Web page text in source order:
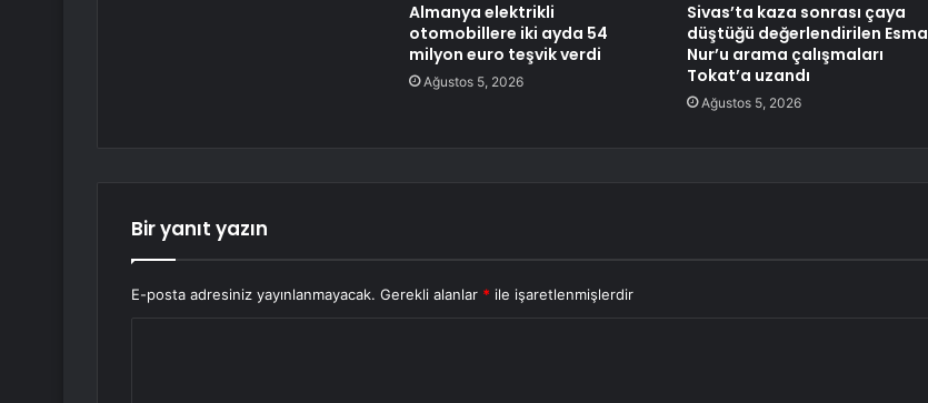
Almanya elektrikli
otomobillere iki ayda 54
milyon euro teşvik verdi
Ağustos 5, 2026
Sivas’ta kaza sonrası çaya
düştüğü değerlendirilen Esma
Nur’u arama çalışmaları
Tokat’a uzandı
Ağustos 5, 2026
Bir yanıt yazın
E-posta adresiniz yayınlanmayacak. Gerekli alanlar * ile işaretlenmişlerdir